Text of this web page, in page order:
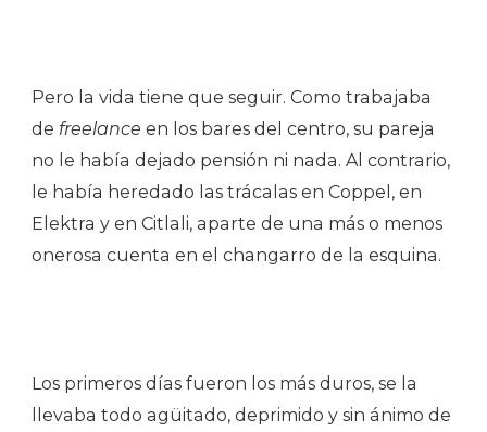
Pero la vida tiene que seguir. Como trabajaba
de freelance en los bares del centro, su pareja
no le había dejado pensión ni nada. Al contrario,
le había heredado las trácalas en Coppel, en
Elektra y en Citlali, aparte de una más o menos
onerosa cuenta en el changarro de la esquina.
Los primeros días fueron los más duros, se la
llevaba todo agüitado, deprimido y sin ánimo de